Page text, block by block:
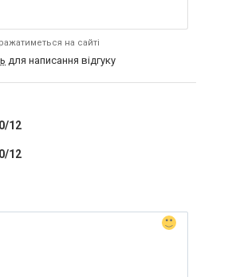
на сайті
для написання відгуку
0/12
0/12